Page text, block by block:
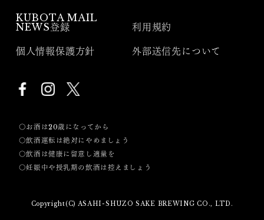
KUBOTA MAIL
NEWS登録
利用規約
個人情報保護方針 外部送信先について
〇お酒は20歳になってから
〇飲酒運転は絶対にやめましょう
〇飲酒は健康に留意し適量を
〇妊娠中や授乳期の飲酒は控えましょう
Copyright(C) ASAHI-SHUZO SAKE BREWING CO., LTD.